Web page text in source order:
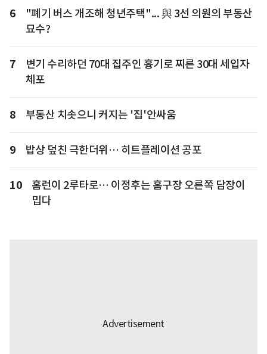
6
"폐기 버스 개조해 청년주택"... 與 3선 의원의 부동산
묘수?
7
변기 수리하던 70대 집주인 흉기로 찌른 30대 세입자
체포
8 부동산 치솟으니 커지는 '집'안싸움
9 밥상 덮친 극한더위… 히트플레이션 공포
10
홈런이 2루타로… 이정후는 홈구장 오른쪽 담장이
밉다